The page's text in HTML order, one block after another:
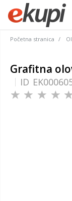
Početna stranica
Grafitna
ID